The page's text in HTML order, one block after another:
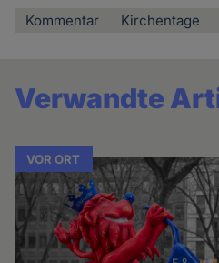
Kommentar Kirchentage
Verwandte
VOR ORT